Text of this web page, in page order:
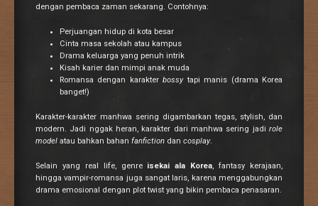
dengan pembaca zaman sekarang. Contohnya:
Perjuangan hidup di kota besar
Cinta masa sekolah atau kampus
Drama keluarga yang penuh intrik
Kisah karier dan mimpi anak muda
Romansa dengan karakterbossytapi manis (drama Korea
banget!)
Karakter-karakter manhwa sering digambarkan tegas, stylish, dan
modern. Jadi nggak heran, karakter dari manhwa sering jadi role
model atau bahkan bahan fanfiction dan cosplay.
Selain yang real life, genre isekai ala Korea , fantasy kerajaan,
hingga vampir-romansa juga sangat laris, karena menggabungkan
drama emosional dengan plot twist yang bikin pembaca penasaran.